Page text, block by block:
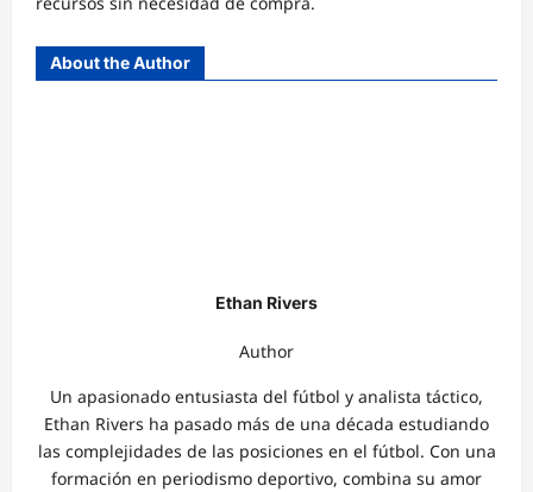
About the Author
Ethan Rivers
Author
Un apasionado entusiasta del fútbol y analista táctico,
Ethan Rivers ha pasado más de una década estudiando
las complejidades de las posiciones en el fútbol. Con una
formación en periodismo deportivo, combina su amor